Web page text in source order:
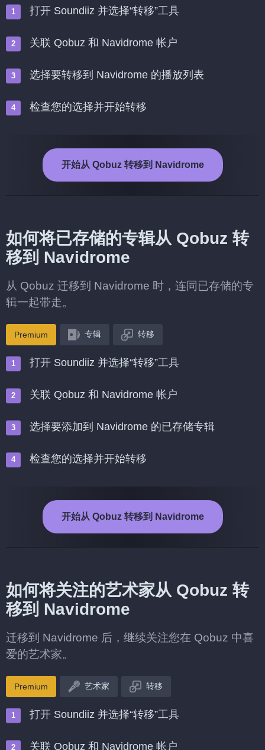
打开 Soundiiz 并选择“转移”工具
关联 Qobuz 和 Navidrome 帐户
选择要转移到 Navidrome 的播放列表
检查您的选择并开始转移
开始从 Qobuz 转移到 Navidrome
如何将已存储的专辑从 Qobuz 转
移到 Navidrome
从 Qobuz 迁移到 Navidrome 时，连同已存储的专
辑一起带走。
Premium 专辑 转移
打开 Soundiiz 并选择“转移”工具
关联 Qobuz 和 Navidrome 帐户
选择要添加到 Navidrome 的已存储专辑
检查您的选择并开始转移
开始从 Qobuz 转移到 Navidrome
如何将关注的艺术家从 Qobuz 转
移到 Navidrome
迁移到 Navidrome 后，继续关注您在 Qobuz 中喜
爱的艺术家。
Premium 艺术家 转移
打开 Soundiiz 并选择“转移”工具
关联 Qobuz 和 Navidrome 帐户